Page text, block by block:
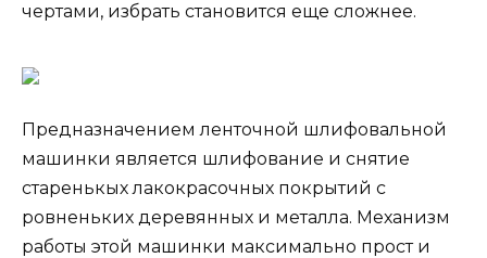
чертами, избрать становится еще сложнее.
Предназначением ленточной шлифовальной
машинки является шлифование и снятие
старенькых лакокрасочных покрытий с
ровненьких деревянных и металла. Механизм
работы этой машинки максимально прост и